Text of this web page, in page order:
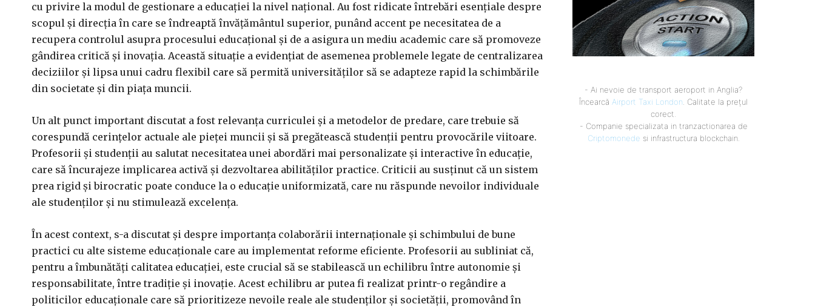
cu privire la modul de gestionare a educației la nivel național. Au fost ridicate întrebări esențiale despre
scopul și direcția în care se îndreaptă învățământul superior, punând accent pe necesitatea de a
recupera controlul asupra procesului educațional și de a asigura un mediu academic care să promoveze
gândirea critică și inovația. Această situație a evidențiat de asemenea problemele legate de centralizarea
deciziilor și lipsa unui cadru flexibil care să permită universităților să se adapteze rapid la schimbările
din societate și din piața muncii.
Un alt punct important discutat a fost relevanța curriculei și a metodelor de predare, care trebuie să
corespundă cerințelor actuale ale pieței muncii și să pregătească studenții pentru provocările viitoare.
Profesorii și studenții au salutat necesitatea unei abordări mai personalizate și interactive în educație,
care să încurajeze implicarea activă și dezvoltarea abilităților practice. Criticii au susținut că un sistem
prea rigid și birocratic poate conduce la o educație uniformizată, care nu răspunde nevoilor individuale
ale studenților și nu stimulează excelența.
În acest context, s-a discutat și despre importanța colaborării internaționale și schimbului de bune
practici cu alte sisteme educaționale care au implementat reforme eficiente. Profesorii au subliniat că,
pentru a îmbunătăți calitatea educației, este crucial să se stabilească un echilibru între autonomie și
responsabilitate, între tradiție și inovație. Acest echilibru ar putea fi realizat printr-o regândire a
politicilor educaționale care să prioritizeze nevoile reale ale studenților și societății, promovând în
- Ai nevoie de transport aeroport in Anglia?
Încearcă Airport Taxi London. Calitate la prețul
corect.
- Companie specializata in tranzactionarea de
Criptomonede si infrastructura blockchain.